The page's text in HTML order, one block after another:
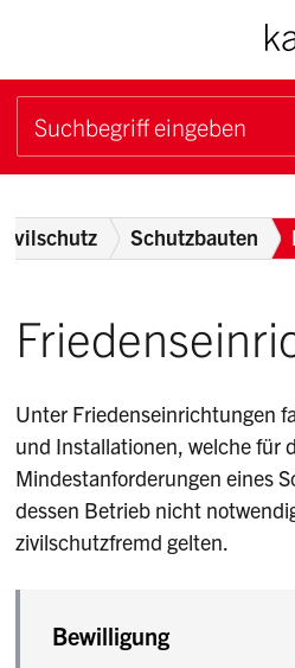
Navigieren im
Schnellnavigation
Suchbegriff
Schutzbauten
Unter Friedenseinrichtungen
und Installationen, welche für
Mindestanforderungen eines
dessen Betrieb nicht
zivilschutzfremd gelten.
Bewilligung